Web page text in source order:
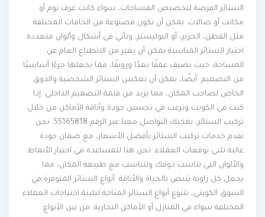
الستائر الفرصة لتخصيص المساحات، سواء كانت غرف نوم أو
مكاتب أو صالات. يمكن أن تكون مصنوعة من الخامات المختلفة
مثل القطن، الحرير، أو البوليستر، وتأتي في أشكال وألوان متعددة.
اختيار الستائر المناسبة يمكن أن يغير من الانطباع العام عن
المساحة، حيث تضيف عمقًا بعدًا ورونقًا، مما يجعلها جزءًا أساسيًا
من التصميم. أيضًا، يمكن أن تعكس الستائر الشخصية والذوق
الخاص لصاحب المكان، مما يزيد من قيمة التصميم الداخلي. إذا
كنت في الكويت وترغب في تحسين جودة وأناقة الأماكن من خلال
تركيب الستائر، يمكنك التواصل معنا عبر الرقم 55165818. نحن
نقدم خدمات تركيب الستائر بأفضل الأسعار، مع ضمان جودة
عالية تلبي توقعات العملاء. نحن هنا للمساعدة في اختيار الأنماط
والألوان التي تناسب ذوقك وتتناسب مع طبيعة المكان، مما
يجعل كل زاوية تنبض بالحياة والأناقة. أنواع الستائر المتوفرة في
السوق الكويتي، تتنوع أنواع الستائر المتاحة لتلبية احتياجات العملاء
المختلفة سواء في المنازل أو الأماكن التجارية. من بين الأنواع